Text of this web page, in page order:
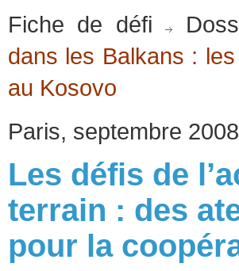
Fiche de défi
dans les Balkans :
au Kosovo
Paris, septembre 2008
Les défis de
terrain : des
pour la